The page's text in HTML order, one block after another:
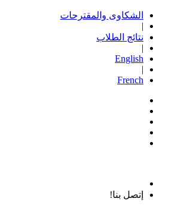
الشكاوى والمقترحات
|
نتائج الطلاب
|
English
|
French
إتصل بنا!